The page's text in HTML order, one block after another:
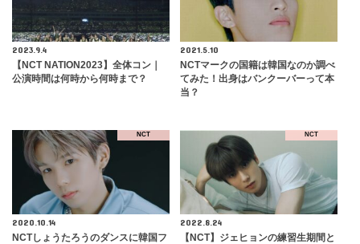
2023.9.4
【NCT NATION2023】全体コン｜
公演時間は何時から何時まで？
2021.5.10
NCTマークの国籍は韓国なのか調べ
てみた！出身はバンクーバーって本
当？
NCT
2020.10.14
NCTしょうたろうのダンスに韓国フ
NCT
2022.8.24
【NCT】ジェヒョンの練習生期間と